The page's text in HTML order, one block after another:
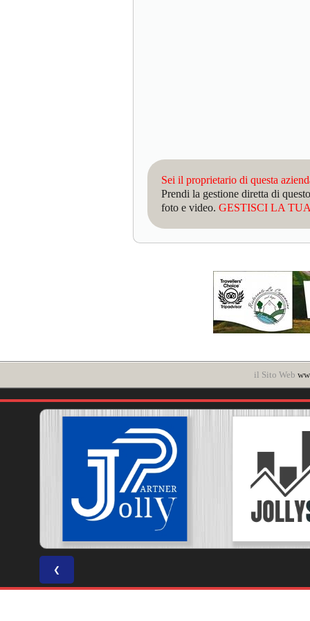
Sei il proprietario di questa
Prendi la gestione diretta di
foto e video. GESTISCI LA
il Sito Web
❮